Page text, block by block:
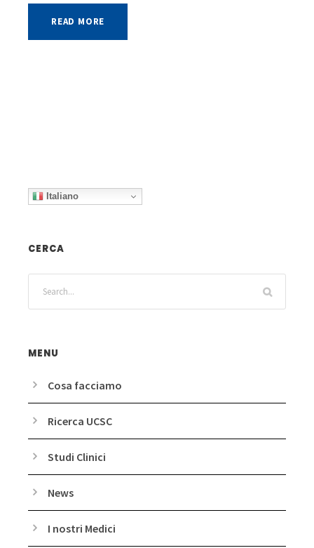
READ MORE
Italiano
CERCA
MENU
Cosa facciamo
Ricerca UCSC
Studi Clinici
News
I nostri Medici